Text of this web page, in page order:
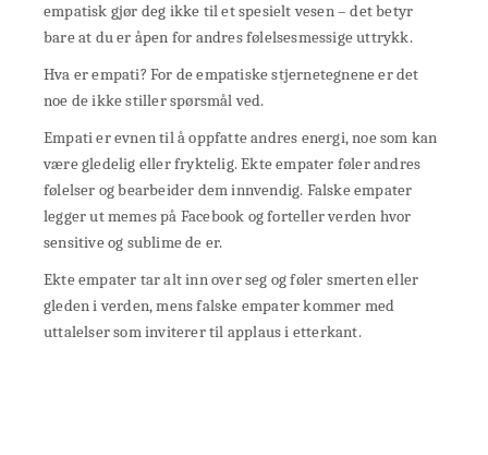
empatisk gjør deg ikke til et spesielt vesen – det betyr
bare at du er åpen for andres følelsesmessige uttrykk.
Hva er empati? For de empatiske stjernetegnene er det
noe de ikke stiller spørsmål ved.
Empati er evnen til å oppfatte andres energi, noe som kan
være gledelig eller fryktelig. Ekte empater føler andres
følelser og bearbeider dem innvendig. Falske empater
legger ut memes på Facebook og forteller verden hvor
sensitive og sublime de er.
Ekte empater tar alt inn over seg og føler smerten eller
gleden i verden, mens falske empater kommer med
uttalelser som inviterer til applaus i etterkant.